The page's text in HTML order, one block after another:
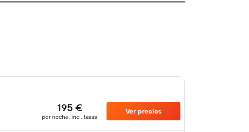
195 €
por noche, incl. tasas
Ver precios